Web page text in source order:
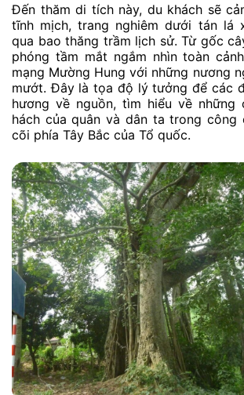
Đến thăm di tích này, du khách sẽ
tĩnh mịch, trang nghiêm dưới tán lá
qua bao thăng trầm lịch sử. Từ gốc
phóng tầm mắt ngắm nhìn toàn
mạng Mường Hung với những nương
mướt. Đây là tọa độ lý tưởng để các
hương về nguồn, tìm hiểu về những
hách của quân và dân ta trong
cõi phía Tây Bắc của Tổ quốc.